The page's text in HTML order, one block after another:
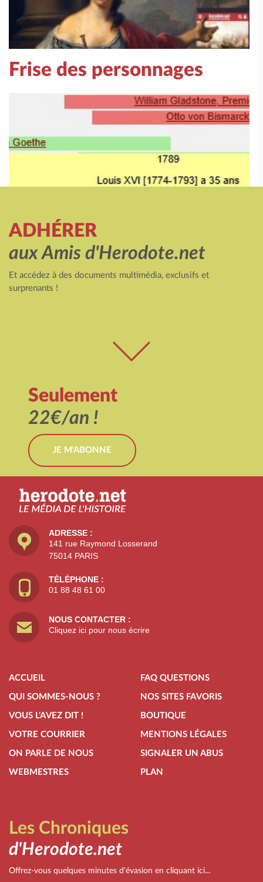
Frise des personnages
ADHÉRER
aux Amis d'Herodote.net
Et accédez à des documents multimédia, exclusifs et
surprenants !
Seulement
22€/an !
JE M'ABONNE
ADRESSE :
141 rue Raymond Losserand
75014 PARIS
TÉLÉPHONE :
01 88 48 61 00
NOUS CONTACTER :
Cliquez ici pour nous écrire
ACCUEIL
QUI SOMMES-NOUS ?
VOUS L'AVEZ DIT !
VOTRE COURRIER
ON PARLE DE NOUS
WEBMESTRES
FAQ QUESTIONS
NOS SITES FAVORIS
BOUTIQUE
MENTIONS LÉGALES
SIGNALER UN ABUS
PLAN
Les Chroniques
d'Herodote.net
Offrez-vous quelques minutes d'évasion en cliquant ici...